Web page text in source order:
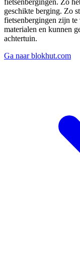
geschikte berging. Zo
fietsenbergingen zijn
materialen en kunnen
achtertuin.
Ga naar blokhut.com